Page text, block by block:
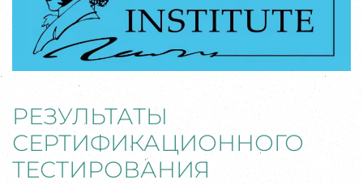
РЕЗУЛЬТАТЫ
СЕРТИФИКАЦИОННОГО
ТЕСТИРОВАНИЯ